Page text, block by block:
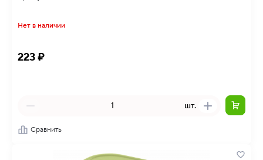
Нет в наличии
223 ₽
шт.
Сравнить